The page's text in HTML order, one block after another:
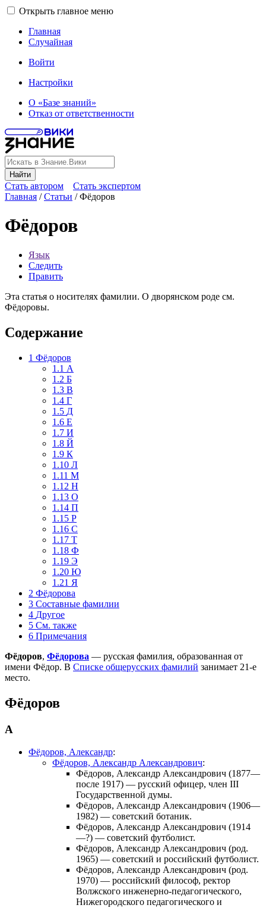
Открыть главное меню
Главная
Случайная
Войти
Настройки
О «Базе знаний»
Отказ от ответственности
Найти
Стать автором
Стать экспертом
Главная /Статьи /Фёдоров
Фёдоров
Язык
Следить
Править
Эта статья о носителях фамилии. О дворянском роде см.
Фёдоровы.
Содержание
1 Фёдоров
1.1 А
1.2 Б
1.3 В
1.4 Г
1.5 Д
1.6 Е
1.7 И
1.8 Й
1.9 К
1.10 Л
1.11 М
1.12 Н
1.13 О
1.14 П
1.15 Р
1.16 С
1.17 Т
1.18 Ф
1.19 Э
1.20 Ю
1.21 Я
2 Фёдорова
3 Составные фамилии
4 Другое
5 См. также
6 Примечания
Фёдоров, Фёдорова — русская фамилия, образованная от
имени Фёдор. В Списке общерусских фамилий занимает 21-е
место.
Фёдоров
А
Фёдоров, Александр:
Фёдоров, Александр Александрович:
Фёдоров, Александр Александрович (1877—
после 1917) — русский офицер, член III
Государственной думы.
Фёдоров, Александр Александрович (1906—
1982) — советский ботаник.
Фёдоров, Александр Александрович (1914
—?) — советский футболист.
Фёдоров, Александр Александрович (род.
1965) — советский и российский футболист.
Фёдоров, Александр Александрович (род.
1970) — российский философ, ректор
Волжского инженерно-педагогического,
Нижегородского педагогического и